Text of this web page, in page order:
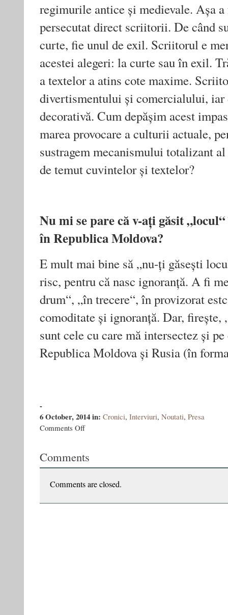
regimurile antice și medievale. Așa
persecutat direct scriitorii. De când
curte, fie unul de exil. Scriitorul e
acestei alegeri: la curte sau în exil.
a textelor a atins cote maxime.
divertismentului și comercialului, iar
decorativă. Cum depășim acest
marea provocare a culturii actuale,
sustragem mecanismului totalizant
de temut cuvintelor și textelor?
Nu mi se pare că v-ați găsit
în Republica Moldova?
E mult mai bine să „nu-ți găsești
risc, pentru că nasc ignoranță. A fi
drum“, „în trecere“, în provizorat
comoditate și ignoranță. Dar, firește,
sunt cele cu care mă intersectez și
Republica Moldova și Rusia (în
-
6 October, 2014in: Cronici, Interviuri, Noutati, Presa
Comments Offon
scriitorului
Comments
Comments are closed.